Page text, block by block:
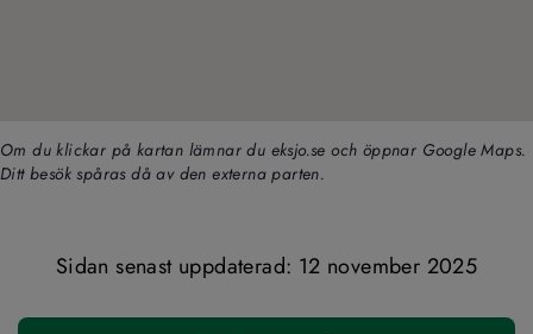
Om du klickar på kartan lämnar du eksjo.se och öppnar Google Maps.
Ditt besök spåras då av den externa parten.
Sidan senast uppdaterad: 12 november 2025